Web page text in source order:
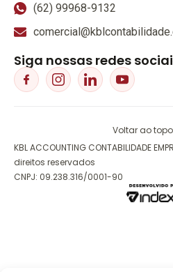
(62) 99968-9132
Siga nossas redes
KBL ACCOUNTING CONTABILIDADE
direitos reservados
CNPJ: 09.238.316/0001-90
Voltar ao topo